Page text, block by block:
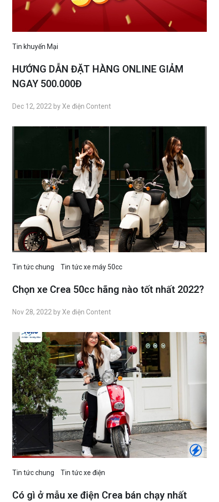
Tin khuyến Mại
HƯỚNG DẪN ĐẶT HÀNG ONLINE GIẢM
NGAY 500.000Đ
Dec 12, 2022 by Xe điện Content
Tin tức chung Tin tức xe máy 50cc
Chọn xe Crea 50cc hãng nào tốt nhất 2022?
Nov 28, 2022 by Xe điện Content
Tin tức chung Tin tức xe điện
Có gì ở mẫu xe điện Crea bán chạy nhất